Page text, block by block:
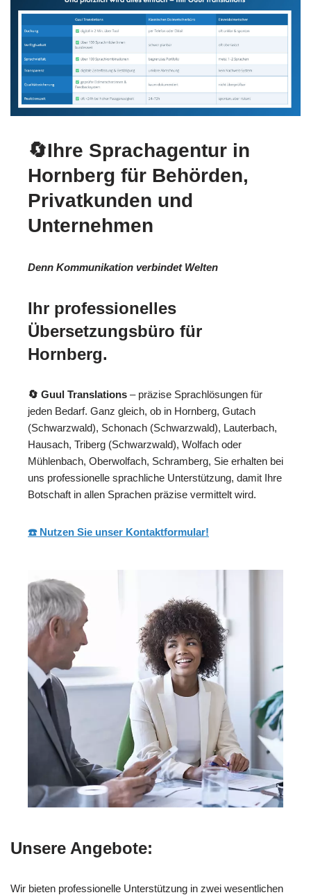
🔄Ihre Sprachagentur in
Hornberg für Behörden,
Privatkunden und
Unternehmen
Denn Kommunikation verbindet Welten
Ihr professionelles
Übersetzungsbüro für
Hornberg.
🔄 Guul Translations – präzise Sprachlösungen für
jeden Bedarf. Ganz gleich, ob in Hornberg, Gutach
(Schwarzwald), Schonach (Schwarzwald), Lauterbach,
Hausach, Triberg (Schwarzwald), Wolfach oder
Mühlenbach, Oberwolfach, Schramberg, Sie erhalten bei
uns professionelle sprachliche Unterstützung, damit Ihre
Botschaft in allen Sprachen präzise vermittelt wird.
☎️ Nutzen Sie unser Kontaktformular!
Unsere Angebote:
Wir bieten professionelle Unterstützung in zwei wesentlichen